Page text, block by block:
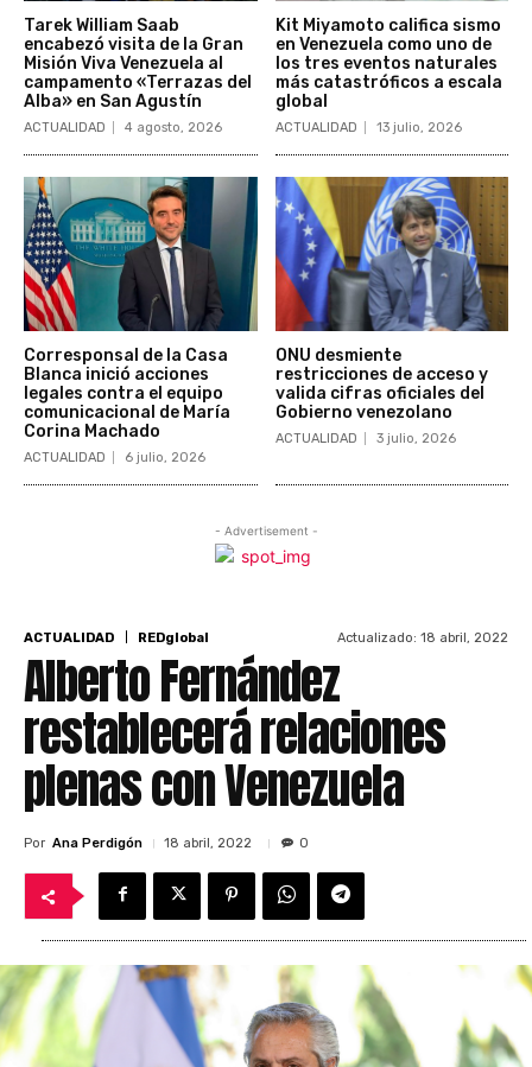
Tarek William Saab
encabezó visita de la Gran
Misión Viva Venezuela al
campamento «Terrazas del
Alba» en San Agustín
ACTUALIDAD 4 agosto, 2026
Kit Miyamoto califica sismo
en Venezuela como uno de
los tres eventos naturales
más catastróficos a escala
global
ACTUALIDAD 13 julio, 2026
Corresponsal de la Casa
Blanca inició acciones
legales contra el equipo
comunicacional de María
Corina Machado
ACTUALIDAD 6 julio, 2026
ONU desmiente
restricciones de acceso y
valida cifras oficiales del
Gobierno venezolano
ACTUALIDAD 3 julio, 2026
- Advertisement -